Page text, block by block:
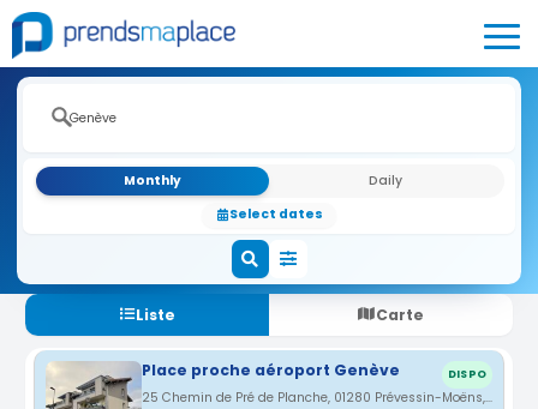
Monthly
Daily
Select dates
Liste Carte
Place proche aéroport Genève DISPO
25 Chemin de Pré de Planche, 01280 Prévessin-Moëns, France · 2.6 km